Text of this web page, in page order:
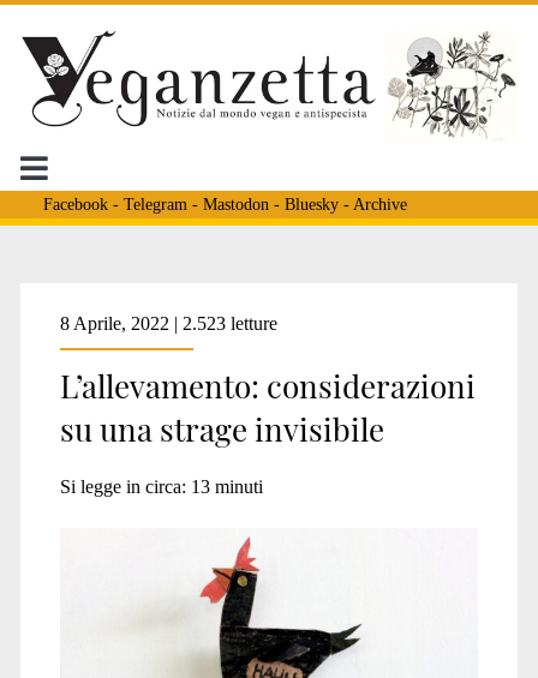
Facebook- Telegram - Mastodon - Bluesky- Archive
Tag:
<span>USDA</span>
8 Aprile, 2022 | 2.523 letture
L’allevamento: considerazioni
su una strage invisibile
Si legge in circa: 13 minuti